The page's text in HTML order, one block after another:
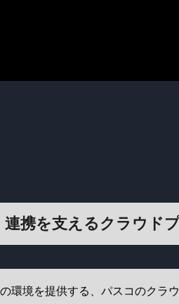
携を支えるクラウド
環境を提供する、パスコのクラ